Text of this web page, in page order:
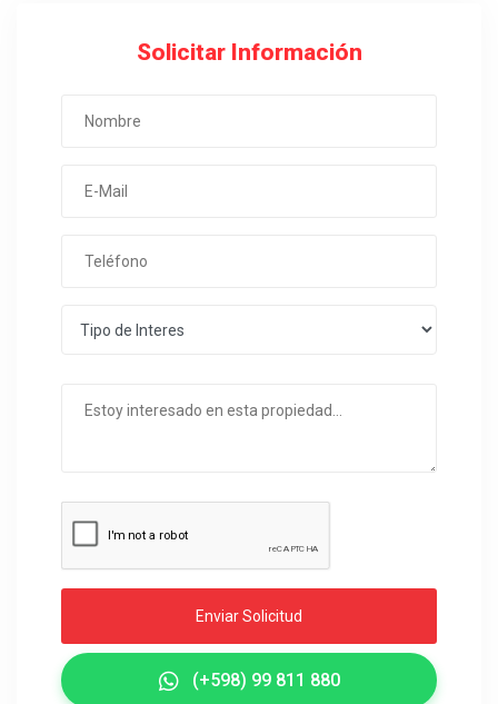
Solicitar Información
Enviar Solicitud
(+598) 99 811 880